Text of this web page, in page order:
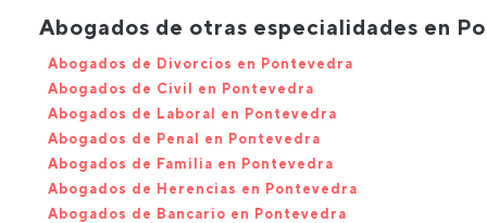
Abogados de otras especialidades en
Abogados de Divorcios en Pontevedra
Abogados de Civil en Pontevedra
Abogados de Laboral en Pontevedra
Abogados de Penal en Pontevedra
Abogados de Familia en Pontevedra
Abogados de Herencias en Pontevedra
Abogados de Bancario en Pontevedra